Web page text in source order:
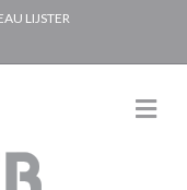
LIJSTER
M
e